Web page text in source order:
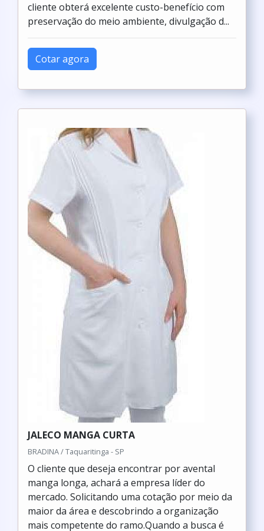
cliente obterá excelente custo-benefício com
preservação do meio ambiente, divulgação d...
Cotar agora
JALECO MANGA CURTA
BRADINA / Taquaritinga - SP
O cliente que deseja encontrar por avental
manga longa, achará a empresa líder do
mercado. Solicitando uma cotação por meio da
maior da área e descobrindo a organização
mais competente do ramo.Quando a busca é